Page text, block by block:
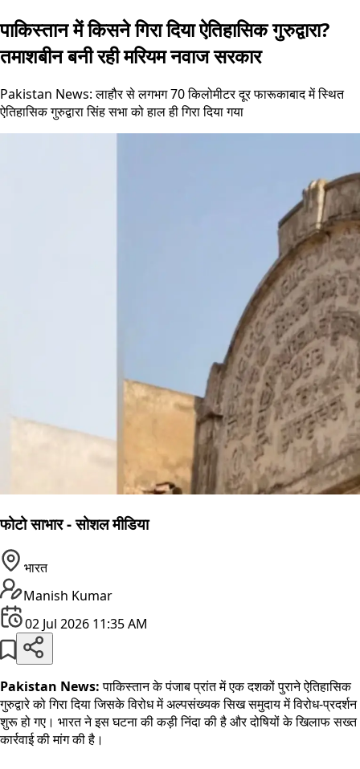
पाकिस्तान में किसने गिरा दिया ऐतिहासिक गुरुद्वारा?
तमाशबीन बनी रही मरियम नवाज सरकार
Pakistan News: लाहौर से लगभग 70 किलोमीटर दूर फारूकाबाद में स्थित
ऐतिहासिक गुरुद्वारा सिंह सभा को हाल ही गिरा दिया गया
फोटो साभार - सोशल मीडिया
भारत
Manish Kumar
02 Jul 2026 11:35 AM
Pakistan News:पाकिस्तान के पंजाब प्रांत में एक दशकों पुराने ऐतिहासिक
गुरुद्वारे को गिरा दिया जिसके विरोध में अल्पसंख्यक सिख समुदाय में विरोध-प्रदर्शन
शुरू हो गए। भारत ने इस घटना की कड़ी निंदा की है और दोषियों के खिलाफ सख्त
कार्रवाई की मांग की है।